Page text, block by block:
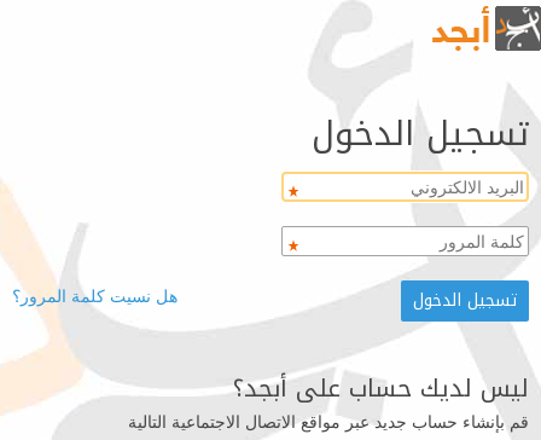
تسجيل الدخول
هل نسيت كلمة المرور؟
ليس لديك حساب على أبجد؟
قم بإنشاء حساب جديد عبر مواقع الاتصال الاجتماعية التالية